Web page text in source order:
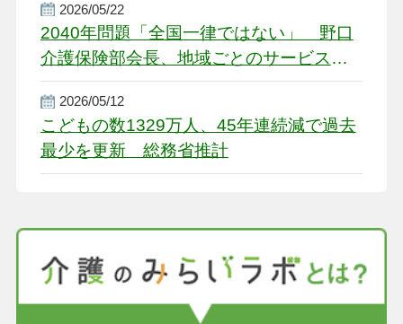
2026/05/22
2040年問題「全国一律ではない」 野口
介護保険部会長、地域ごとのサービス基
盤整備を促す
2026/05/12
こどもの数1329万人、45年連続減で過去
最少を更新 総務省推計